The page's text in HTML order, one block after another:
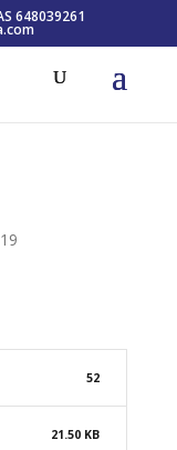
648039261
52
21.50 KB